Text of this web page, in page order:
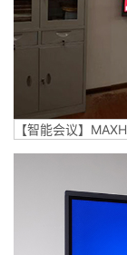
【智能会议】